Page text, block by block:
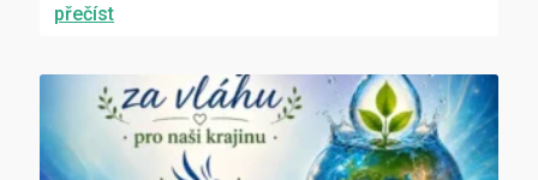
přečíst